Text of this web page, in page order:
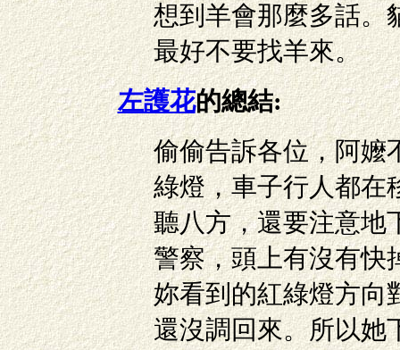
想到羊會那麼多話。
最好不要找羊來。
左護花的總結:
偷偷告訴各位，阿嬤
綠燈，車子行人都在
聽八方，還要注意地
警察，頭上有沒有快
妳看到的紅綠燈方向
還沒調回來。所以她